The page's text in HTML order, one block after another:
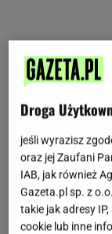
Droga
jeśli wyrazisz
oraz jej Zaufani
IAB, jak również
Gazeta.pl sp. z
takie jak adresy
cookie lub inne